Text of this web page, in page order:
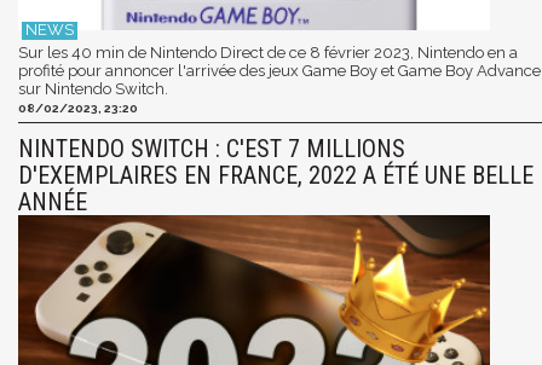
Sur les 40 min de Nintendo Direct de ce 8 février 2023, Nintendo en a
profité pour annoncer l'arrivée des jeux Game Boy et Game Boy Advance
sur Nintendo Switch.
08/02/2023, 23:20
NINTENDO SWITCH : C'EST 7 MILLIONS
D'EXEMPLAIRES EN FRANCE, 2022 A ÉTÉ UNE BELLE
ANNÉE